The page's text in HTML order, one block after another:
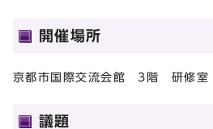
開催場所
京都市国際交流会館 3階 研修室
議題